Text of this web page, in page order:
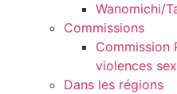
Wanomichi/
Commissions
Commission
violences
Dans les régions